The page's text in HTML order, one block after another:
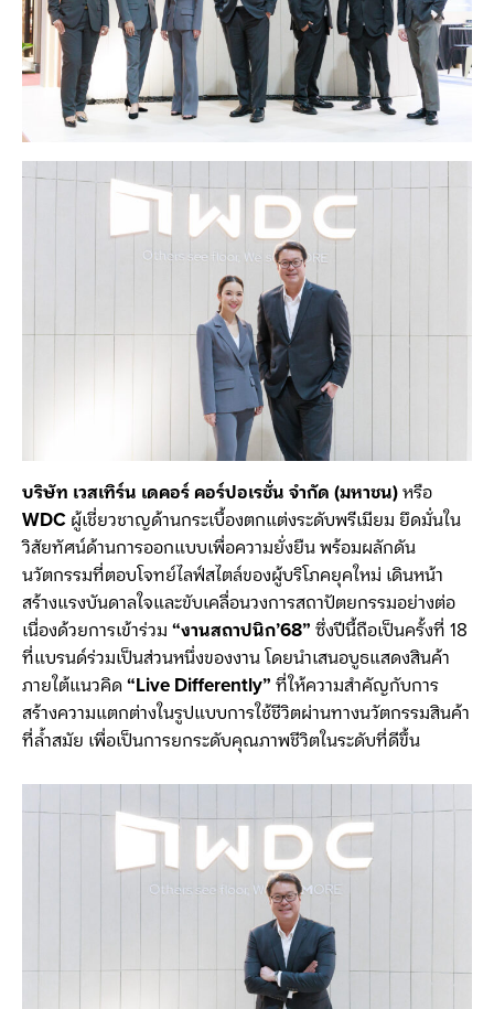
บริษัท เวสเทิร์น เดคอร์ คอร์ปอเรชั่น จำกัด (มหาชน)หรือ
WDCผู้เชี่ยวชาญด้านกระเบื้องตกแต่งระดับพรีเมียม ยึดมั่นใน
วิสัยทัศน์ด้านการออกแบบเพื่อความยั่งยืน พร้อมผลักดัน
นวัตกรรมที่ตอบโจทย์ไลฟ์สไตล์ของผู้บริโภคยุคใหม่ เดินหน้า
สร้างแรงบันดาลใจและขับเคลื่อนวงการสถาปัตยกรรมอย่างต่อ
เนื่องด้วยการเข้าร่วม“งานสถาปนิก’68”ซึ่งปีนี้ถือเป็นครั้งที่ 18
ที่แบรนด์ร่วมเป็นส่วนหนึ่งของงาน โดยนำเสนอบูธแสดงสินค้า
ภายใต้แนวคิด“Live Differently”ที่ให้ความสำคัญกับการ
สร้างความแตกต่างในรูปแบบการใช้ชีวิตผ่านทางนวัตกรรมสินค้า
ที่ล้ำสมัย เพื่อเป็นการยกระดับคุณภาพชีวิตในระดับที่ดีขึ้น